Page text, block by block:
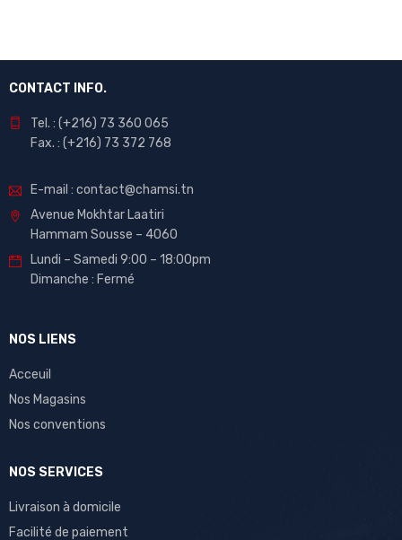
CONTACT INFO.
Tel. : (+216) 73 360 065
Fax. : (+216) 73 372 768
E-mail : contact@chamsi.tn
Avenue Mokhtar Laatiri
Hammam Sousse – 4060
Lundi – Samedi 9:00 – 18:00pm
Dimanche : Fermé
NOS LIENS
Acceuil
Nos Magasins
Nos conventions
NOS SERVICES
Livraison à domicile
Facilité de paiement